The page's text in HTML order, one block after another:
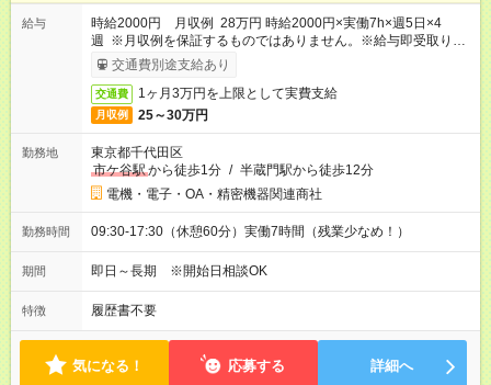
給与
時給2000円 月収例 28万円 時給2000円×実働7h×週5日×4
週 ※月収例を保証するものではありません。※給与即受取りサ
ービス利用可（利用条件有）
交通費別途支給あり
交通費 1ヶ月3万円を上限として実費支給
月収例 25～30万円
勤務地
東京都千代田区
市ケ谷駅から徒歩1分 / 半蔵門駅から徒歩12分
電機・電子・OA・精密機器関連商社
勤務時間 09:30-17:30（休憩60分）実働7時間（残業少なめ！）
期間 即日～長期 ※開始日相談OK
特徴 履歴書不要
気になる！ 応募する 詳細へ